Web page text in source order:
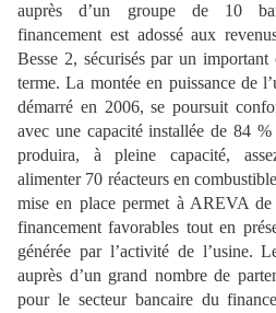
auprès d’un groupe de 10
financement est adossé aux
Besse 2, sécurisés par un
terme. La montée en puissance de
démarré en 2006, se poursuit
avec une capacité installée de 84
produira, àpleine capacité,
alimenter 70 réacteurs en
mise en place permet à AREVA
financementfavorables tout en
générée par l’activité de l’usine.
auprès d’un grand nombre de
pour le secteur bancaire du